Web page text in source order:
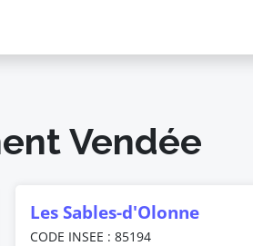
Vendée
Les Sables-d'Olonne
CODE INSEE : 85194